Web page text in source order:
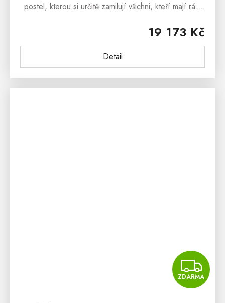
19 173 Kč
Detail
postel, kterou si určitě zamilují všichni, kteří mají rádi
CORDOBA je vyrobená z...
ZDARMA